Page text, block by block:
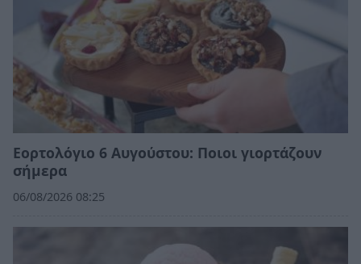
Εορτολόγιο 6 Αυγούστου: Ποιοι γιορτάζουν
σήμερα
06/08/2026 08:25